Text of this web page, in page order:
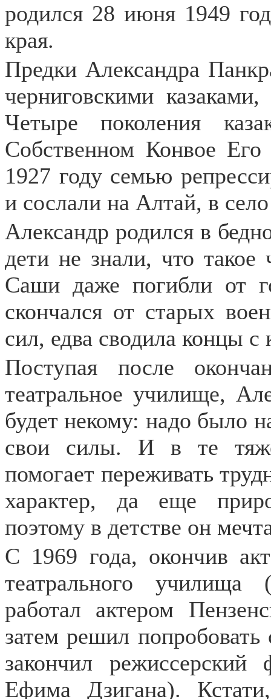
родился 28 июня 1949
края.
Предки Александра
черниговскими
Четыре поколения
Собственном Конвое
1927 году семью
и сослали на Алтай, в
Александр родился в
дети не знали, что такое
Саши даже погибли от
скончался от старых
сил, едва сводила концы с
Поступая после
театральное училище,
будет некому: надо было
свои силы. И в те
помогает переживать
характер, да еще
поэтому в детстве он
С 1969 года, окончив
театрального
работал актером
затем решил
закончил
Ефима Дзигана).